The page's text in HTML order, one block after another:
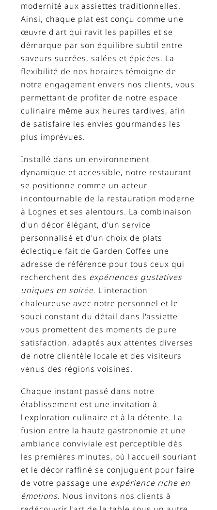
modernité aux assiettes traditionnelles.
Ainsi, chaque plat est conçu comme une
œuvre d'art qui ravit les papilles et se
démarque par son équilibre subtil entre
saveurs sucrées, salées et épicées. La
flexibilité de nos horaires témoigne de
notre engagement envers nos clients, vous
permettant de profiter de notre espace
culinaire même aux heures tardives, afin
de satisfaire les envies gourmandes les
plus imprévues.
Installé dans un environnement
dynamique et accessible, notre restaurant
se positionne comme un acteur
incontournable de la restauration moderne
à Lognes et ses alentours. La combinaison
d'un décor élégant, d'un service
personnalisé et d'un choix de plats
éclectique fait de Garden Coffee une
adresse de référence pour tous ceux qui
recherchent des expériences gustatives
uniques en soirée. L'interaction
chaleureuse avec notre personnel et le
souci constant du détail dans l'assiette
vous promettent des moments de pure
satisfaction, adaptés aux attentes diverses
de notre clientèle locale et des visiteurs
venus des régions voisines.
Chaque instant passé dans notre
établissement est une invitation à
l'exploration culinaire et à la détente. La
fusion entre la haute gastronomie et une
ambiance conviviale est perceptible dès
les premières minutes, où l'accueil souriant
et le décor raffiné se conjuguent pour faire
de votre passage une expérience riche en
émotions. Nous invitons nos clients à